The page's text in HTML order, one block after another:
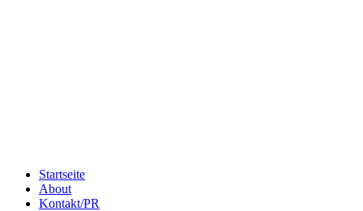
Startseite
About
Kontakt/PR